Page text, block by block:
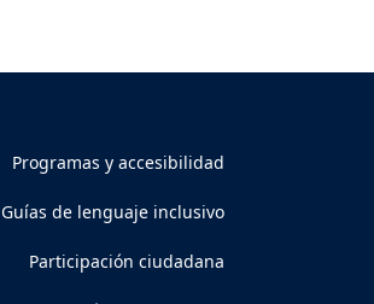
Programas y accesibilidad
Guías de lenguaje inclusivo
Participación ciudadana